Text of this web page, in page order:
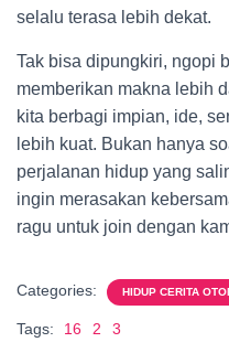
selalu terasa lebih dekat.
Tak bisa dipungkiri, ngopi
memberikan makna lebih
kita berbagi impian, ide,
lebih kuat. Bukan hanya
perjalanan hidup yang
ingin merasakan
ragu untuk join dengan
Categories: HIDUP CERITA
Tags: 16 2 3